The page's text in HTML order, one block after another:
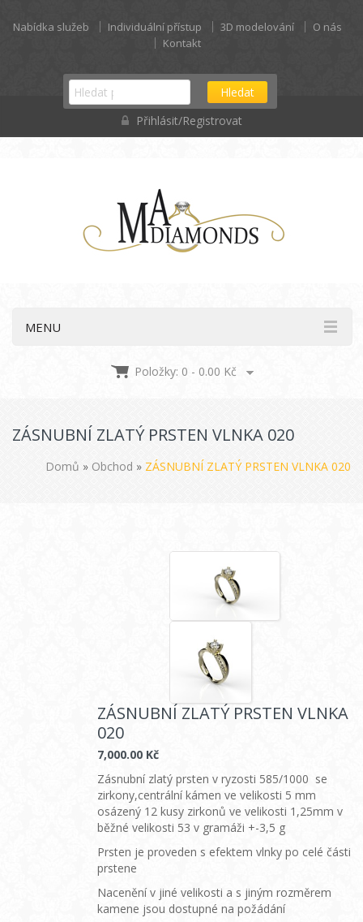
Nabídka služeb Individuální přístup 3D modelování
O nás
Kontakt
Hledat
Přihlásit/Registrovat
MENU
Položky: 0 - 0.00 Kč
ZÁSNUBNÍ ZLATÝ PRSTEN VLNKA 020
Domů » Obchod » ZÁSNUBNÍ ZLATÝ PRSTEN VLNKA 020
ZÁSNUBNÍ ZLATÝ PRSTEN VLNKA
020
7,000.00 Kč
Zásnubní zlatý prsten v ryzosti 585/1000 se
zirkony,centrální kámen ve velikosti 5 mm
osázený 12 kusy zirkonů ve velikosti 1,25mm v
běžné velikosti 53 v gramáži +-3,5 g
Prsten je proveden s efektem vlnky po celé části
prstene
Nacenění v jiné velikosti a s jiným rozměrem
kamene jsou dostupné na požádání